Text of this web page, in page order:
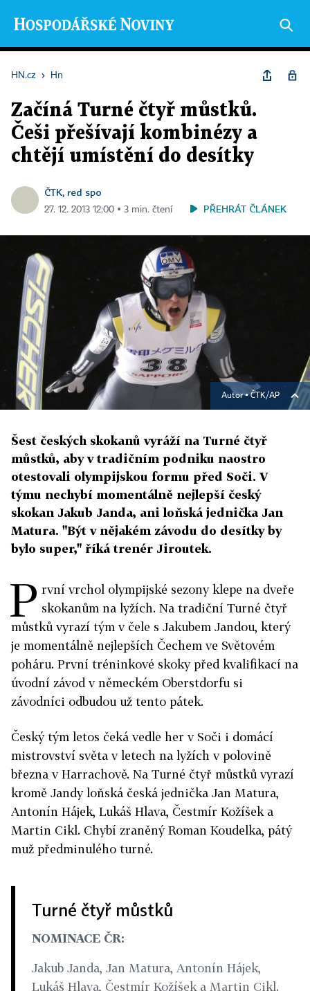
HN.cz › Hn
Začíná Turné čtyř můstků.
Češi přešívají kombinézy a
chtějí umístění do desítky
ČTK, red spo
27. 12. 2013 12:00 ▪ 3 min. čtení PŘEHRÁT ČLÁNEK
Autor ▪ČTK/AP
Šest českých skokanů vyráží na Turné čtyř
můstků, aby v tradičním podniku naostro
otestovali olympijskou formu před Soči. V
týmu nechybí momentálně nejlepší český
skokan Jakub Janda, ani loňská jednička Jan
Matura. "Být v nějakém závodu do desítky by
bylo super," říká trenér Jiroutek.
P rvní vrchol olympijské sezony klepe na dveře
skokanům na lyžích. Na tradiční Turné čtyř
můstků vyrazí tým v čele s Jakubem Jandou, který
je momentálně nejlepších Čechem ve Světovém
poháru. První tréninkové skoky před kvalifikací na
úvodní závod v německém Oberstdorfu si
závodníci odbudou už tento pátek.
Český tým letos čeká vedle her v Soči i domácí
mistrovství světa v letech na lyžích v polovině
března v Harrachově. Na Turné čtyř můstků vyrazí
kromě Jandy loňská česká jednička Jan Matura,
Antonín Hájek, Lukáš Hlava, Čestmír Kožíšek a
Martin Cikl. Chybí zraněný Roman Koudelka, pátý
muž předminulého turné.
Turné čtyř můstků
NOMINACE ČR:
Jakub Janda, Jan Matura, Antonín Hájek,
Lukáš Hlava, Čestmír Kožíšek a Martin Cikl.